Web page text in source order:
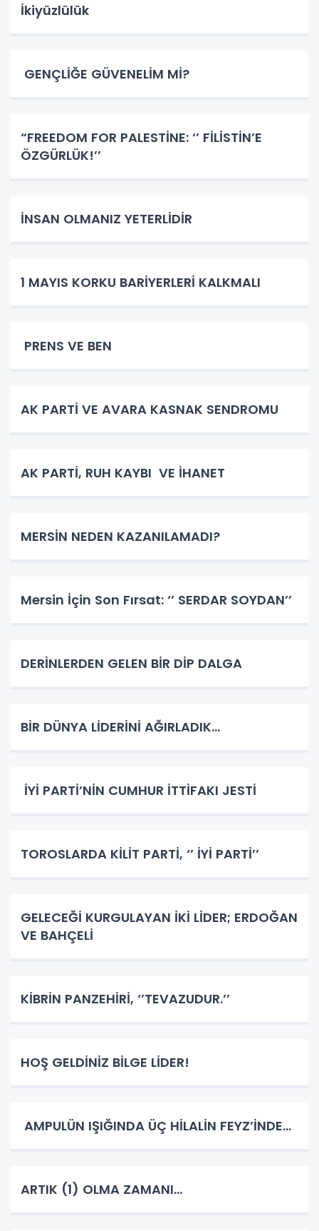
İkiyüzlülük
GENÇLİĞE GÜVENELİM Mİ?
​​​​​​​“FREEDOM FOR PALESTİNE: ‘’ FİLİSTİN’E
ÖZGÜRLÜK!’’
İNSAN OLMANIZ YETERLİDİR
1 MAYIS KORKU BARİYERLERİ KALKMALI
PRENS VE BEN
AK PARTİ VE AVARA KASNAK SENDROMU
AK PARTİ, RUH KAYBI VE İHANET
MERSİN NEDEN KAZANILAMADI?
Mersin İçin Son Fırsat: ‘’ SERDAR SOYDAN’’
DERİNLERDEN GELEN BİR DİP DALGA
BİR DÜNYA LİDERİNİ AĞIRLADIK…
İYİ PARTİ’NİN CUMHUR İTTİFAKI JESTİ
TOROSLARDA KİLİT PARTİ, ‘’ İYİ PARTİ’’
GELECEĞİ KURGULAYAN İKİ LİDER; ERDOĞAN
VE BAHÇELİ
KİBRİN PANZEHİRİ, ‘’TEVAZUDUR.’’
HOŞ GELDİNİZ BİLGE LİDER!
AMPULÜN IŞIĞINDA ÜÇ HİLALİN FEYZ’İNDE…
ARTIK (1) OLMA ZAMANI…